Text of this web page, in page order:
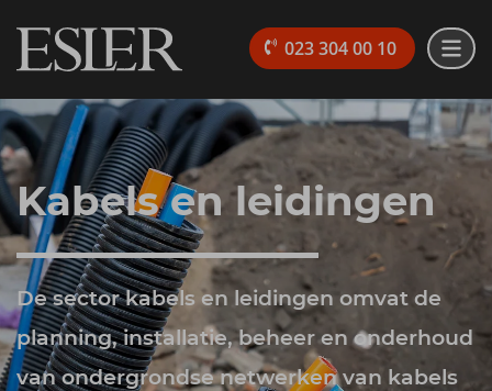
023 304 00 10
Kabels en leidingen
De sector kabels en leidingen omvat de
planning, installatie, beheer en onderhoud
van ondergrondse netwerken van kabels